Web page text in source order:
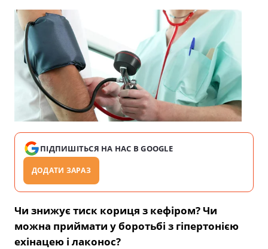
ПІДПИШІТЬСЯ НА НАС В GOOGLE
ДОДАТИ ЗАРАЗ
Чи знижує тиск кориця з кефіром? Чи
можна приймати у боротьбі з гіпертонією
ехінацею і лаконос?